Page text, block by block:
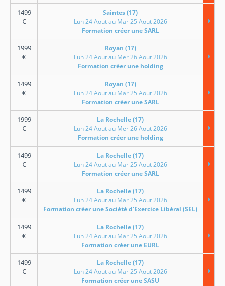
1499
€
Saintes (17)
Lun 24 Aout au Mar 25 Aout 2026
Formation créer une SARL
1999
€
Royan (17)
Lun 24 Aout au Mer 26 Aout 2026
Formation créer une holding
1499
€
Royan (17)
Lun 24 Aout au Mar 25 Aout 2026
Formation créer une SARL
1999
€
La Rochelle (17)
Lun 24 Aout au Mer 26 Aout 2026
Formation créer une holding
1499
€
La Rochelle (17)
Lun 24 Aout au Mar 25 Aout 2026
Formation créer une SARL
1499
€
La Rochelle (17)
Lun 24 Aout au Mar 25 Aout 2026
Formation créer une Société d'Exercice Libéral (SEL)
1499
€
La Rochelle (17)
Lun 24 Aout au Mar 25 Aout 2026
Formation créer une EURL
1499
€
La Rochelle (17)
Lun 24 Aout au Mar 25 Aout 2026
Formation créer une SASU